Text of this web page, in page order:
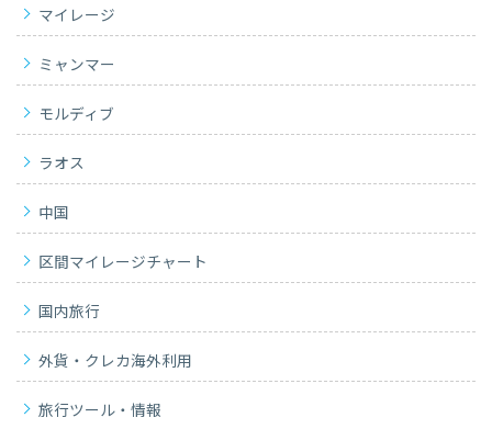
マイレージ
ミャンマー
モルディブ
ラオス
中国
区間マイレージチャート
国内旅行
外貨・クレカ海外利用
旅行ツール・情報